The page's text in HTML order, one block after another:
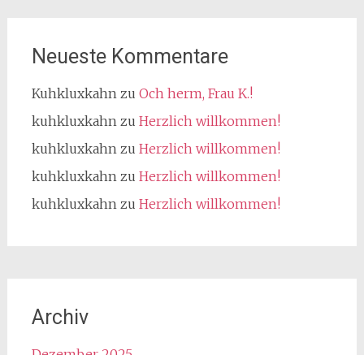
Neueste Kommentare
Kuhkluxkahnzu Och herm, Frau K.!
kuhkluxkahnzu Herzlich willkommen!
kuhkluxkahnzu Herzlich willkommen!
kuhkluxkahnzu Herzlich willkommen!
kuhkluxkahnzu Herzlich willkommen!
Archiv